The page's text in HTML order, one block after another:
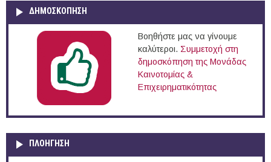
ΔΗΜΟΣΚΟΠΗΣΗ
Βοηθήστε μας να γίνουμε
καλύτεροι. Συμμετοχή στη
δημοσκόπηση της Μονάδας
Καινοτομίας &
Επιχειρηματικότητας
ΠΛΟΉΓΗΣΗ